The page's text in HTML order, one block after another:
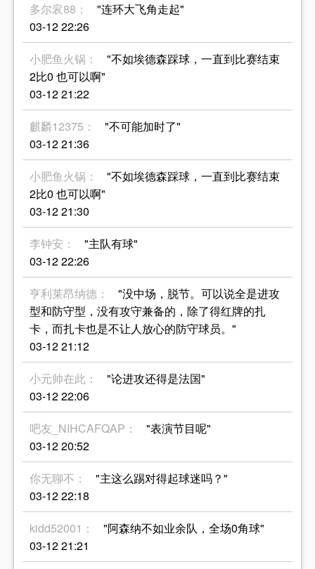
多尔衮88：
"连环大飞角走起"
03-12 22:26
小肥鱼火锅：
"不如埃德森踩球，一直到比赛结束
2比0 也可以啊"
03-12 21:22
麒麟12375：
"不可能加时了"
03-12 21:36
小肥鱼火锅：
"不如埃德森踩球，一直到比赛结束
2比0 也可以啊"
03-12 21:30
李钟安：
"主队有球"
03-12 22:26
亨利莱昂纳德：
"没中场，脱节。可以说全是进攻
型和防守型，没有攻守兼备的，除了得红牌的扎
卡，而扎卡也是不让人放心的防守球员。"
03-12 21:12
小元帅在此：
"论进攻还得是法国"
03-12 22:06
吧友_NIHCAFQAP：
"表演节目呢"
03-12 20:52
你无聊不：
"主这么踢对得起球迷吗？"
03-12 22:18
kidd52001：
"阿森纳不如业余队，全场0角球"
03-12 21:21